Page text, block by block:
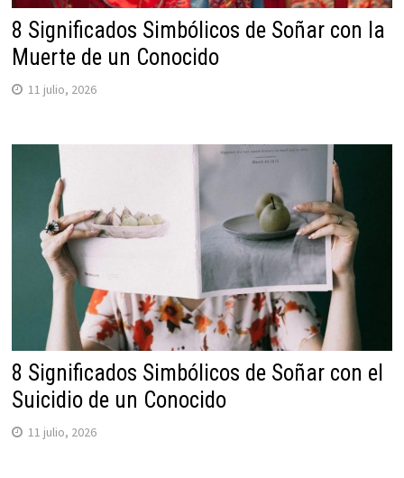
8 Significados Simbólicos de Soñar con la
Muerte de un Conocido
11 julio, 2026
8 Significados Simbólicos de Soñar con el
Suicidio de un Conocido
11 julio, 2026